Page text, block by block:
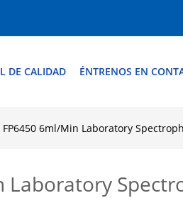
DE CALIDAD ÉNTRENOS EN
6ml/Min Laboratory